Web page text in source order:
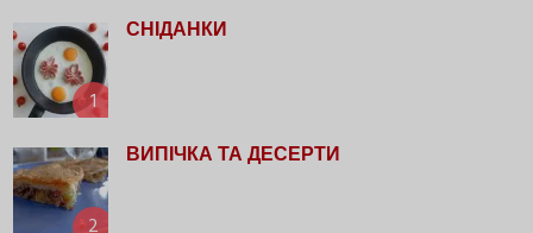
1
СНІДАНКИ
ВИПІЧКА ТА ДЕСЕРТИ